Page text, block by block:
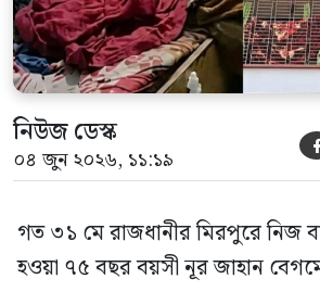
নিউজ ডেস্ক
০৪ জুন ২০২৬, ১১:১৯
গত ৩১ মে রাজধানীর মিরপুরে নিজ
হওয়া ৭৫ বছর বয়সী নূর জাহান